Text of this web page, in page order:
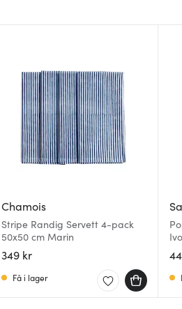
Chamois
Stripe Randig Servett 4-pack
50x50 cm Marin
349 kr
Få i lager